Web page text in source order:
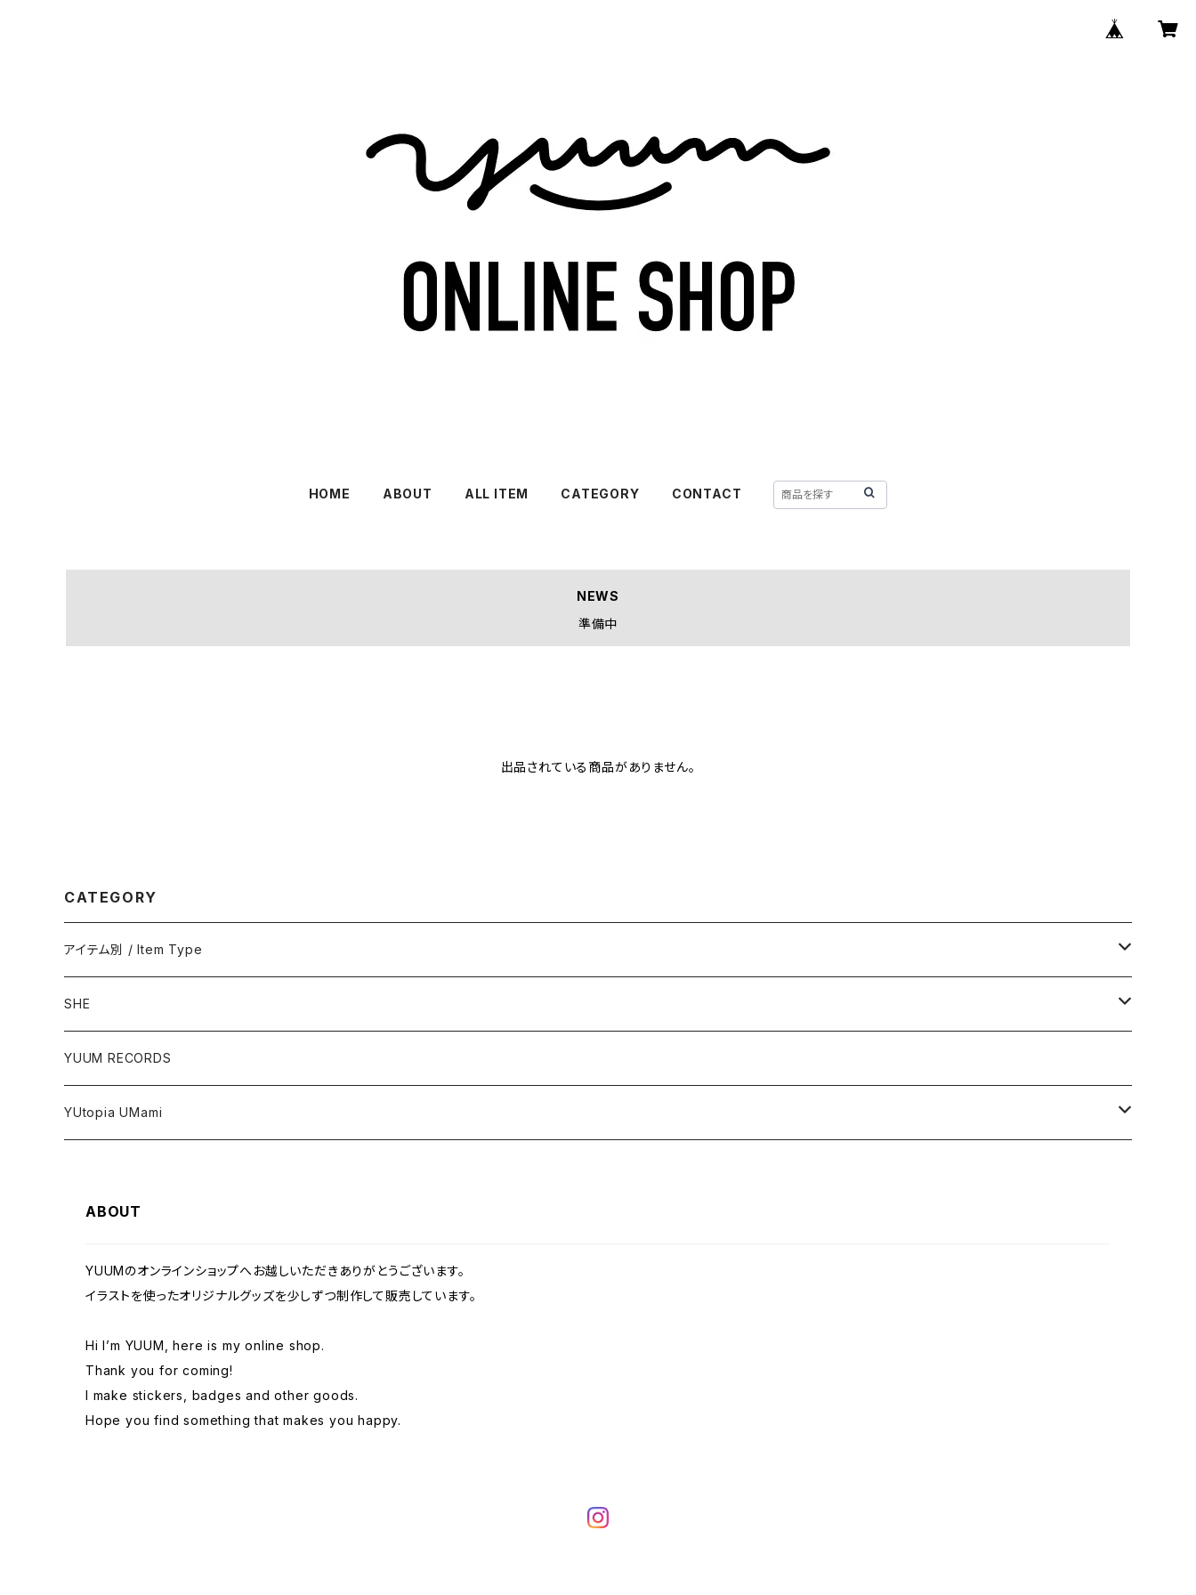
HOME ABOUT ALL ITEM CATEGORY CONTACT
NEWS
準備中
出品されている商品がありません。
CATEGORY
アイテム別 / Item Type
ステッカー / Stickers
ポストカード / Postcards
アクリルグッズ / Acrylic Items
似顔絵 / Portraits
SHE
ステッカー / Stickers
YUUM RECORDS
YUtopia UMami
ステッカー / Stickers
似顔絵 / Portraits
ABOUT
YUUMのオンラインショップへお越しいただきありがとうございます。
イラストを使ったオリジナルグッズを少しずつ制作して販売しています。
Hi I’m YUUM, here is my online shop.
Thank you for coming!
I make stickers, badges and other goods.
Hope you find something that makes you happy.